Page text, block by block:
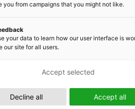
Renewal
you from campaigns that you might not like.
your data to learn how our user interface is
our site for all users.
Accept all
Decline all
Accept selected